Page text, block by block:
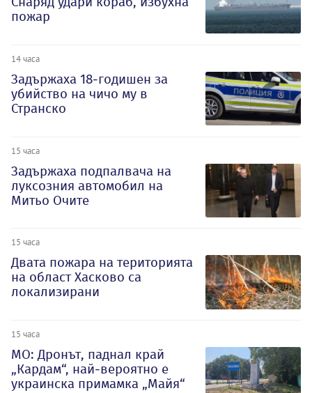
пожар
14 часа
Задържаха 18-годишен за
убийство на чичо му в
Странско
15 часа
Задържаха подпалвача на
луксозния автомобил на
Митьо Очите
15 часа
Двата пожара на територията
на област Хасково са
локализирани
15 часа
МО: Дронът, паднал край
„Кардам“, най-вероятно е
украинска примамка „Майя“